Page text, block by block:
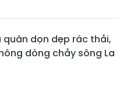
quân dọn dẹp rác thải,
dòng chảy sông La